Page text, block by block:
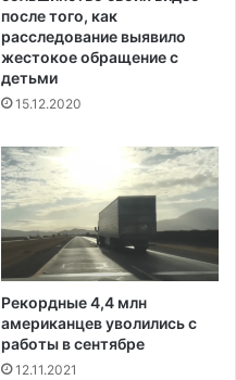
после того, как
расследование выявило
жестокое обращение с
детьми
15.12.2020
Рекордные 4,4 млн
американцев уволились с
работы в сентябре
12.11.2021